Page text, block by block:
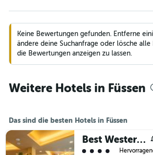
Keine Bewertungen gefunden. Entferne
ändere deine Suchanfrage oder lösche alle
die Bewertungen anzeigen zu lassen.
Weitere Hotels in Füssen
Das sind die besten Hotels in Füssen
Best Western Plus Hotel Füssen